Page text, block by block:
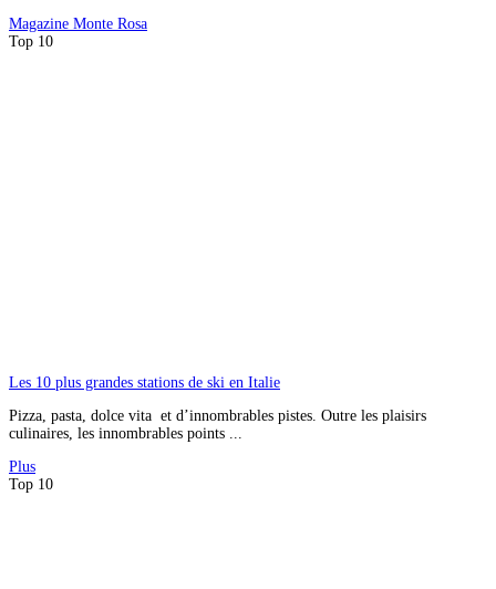
Magazine Monte Rosa
Top 10
Les 10 plus grandes stations de ski en Italie
Pizza, pasta, dolce vita et d’innombrables pistes. Outre les plaisirs
culinaires, les innombrables points ...
Plus
Top 10